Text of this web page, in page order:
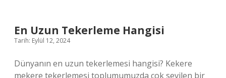
En Uzun Tekerleme Hangisi
Tarih: Eylül 12, 2024
Dünyanın en uzun tekerlemesi hangisi? Kekere
mekere tekerlemesi toplumumuzda çok sevilen bir